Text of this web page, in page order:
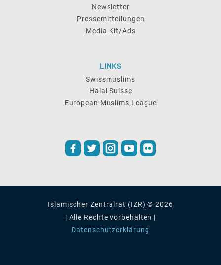
Newsletter
Pressemitteilungen
Media Kit/Ads
LINKS
Swissmuslims
Halal Suisse
European Muslims League
Islamischer Zentralrat (IZR) © 2026
| Alle Rechte vorbehalten |
Datenschutzerklärung